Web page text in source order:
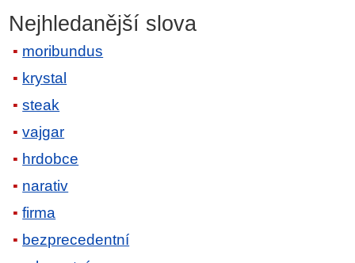
Nejhledanější slova
moribundus
krystal
steak
vajgar
hrdobce
narativ
firma
bezprecedentní